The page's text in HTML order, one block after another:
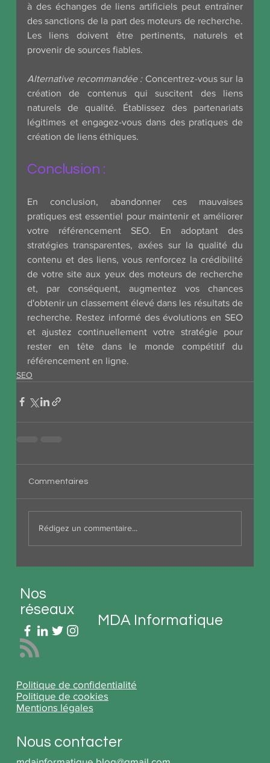
à des échanges de liens artificiels peut entraîner
des sanctions de la part des moteurs de recherche.
Les liens doivent être pertinents, naturels et
provenir de sources fiables.
Alternative recommandée : Concentrez-vous sur la
création de contenus qui suscitent des liens
naturels de qualité. Établissez des partenariats
légitimes et engagez-vous dans des pratiques de
création de liens éthiques.
Conclusion :
En conclusion, abandonner ces mauvaises
pratiques est essentiel pour maintenir et améliorer
votre référencement SEO. En adoptant des
stratégies transparentes, axées sur la qualité du
contenu et des liens, vous renforcez la crédibilité
de votre site aux yeux des moteurs de recherche
et, par conséquent, augmentez vos chances
d'obtenir un classement élevé dans les résultats de
recherche. Restez informé des évolutions en SEO
et ajustez continuellement votre stratégie pour
rester en tête dans le monde compétitif du
référencement en ligne.
SEO
Commentaires
Rédigez un commentaire...
Nous contacter
MDA Informatique
Politique de confidentialité
Politique de cookies
Mentions légales
Nos
réseaux